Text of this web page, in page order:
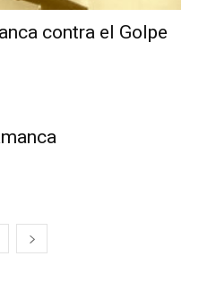
contra el Golpe